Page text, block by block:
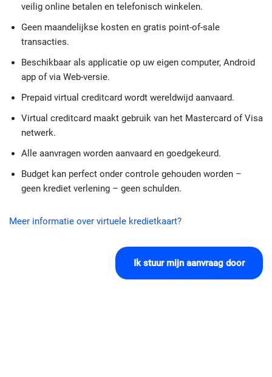
veilig online betalen en telefonisch winkelen.
Geen maandelijkse kosten en gratis point-of-sale
transacties.
Beschikbaar als applicatie op uw eigen computer, Android
app of via Web-versie.
Prepaid virtual creditcard wordt wereldwijd aanvaard.
Virtual creditcard maakt gebruik van het Mastercard of Visa
netwerk.
Alle aanvragen worden aanvaard en goedgekeurd.
Budget kan perfect onder controle gehouden worden –
geen krediet verlening – geen schulden.
Meer informatie over virtuele kredietkaart?
Ik stuur mijn aanvraag door